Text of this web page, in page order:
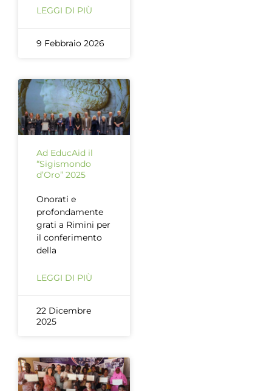
LEGGI DI PIÙ
9 Febbraio 2026
Ad EducAid il
“Sigismondo
d’Oro” 2025
Onorati e
profondamente
grati a Rimini per
il conferimento
della
LEGGI DI PIÙ
22 Dicembre
2025